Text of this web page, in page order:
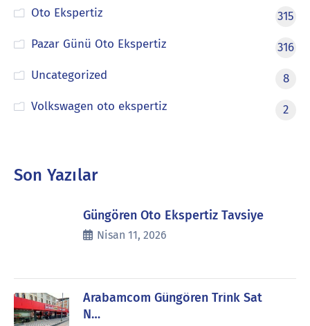
Oto Ekspertiz
315
Pazar Günü Oto Ekspertiz
316
Uncategorized
8
Volkswagen oto ekspertiz
2
Son Yazılar
Güngören Oto Ekspertiz Tavsiye
Nisan 11, 2026
Arabamcom Güngören Trink Sat
N…